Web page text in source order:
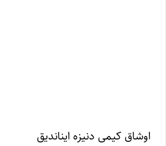
اوشاق کیمی دنیزه ایناندیق